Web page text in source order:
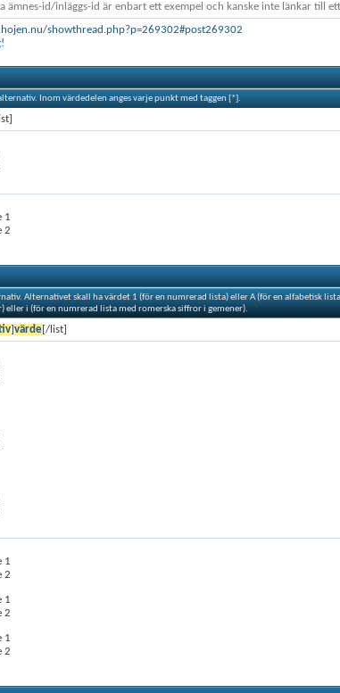
ämnes-id/inläggs-id är enbart ett exempel och kanske inte länkar till
showthread.php?p=269302#post269302
Inom värdedelen anges varje punkt med taggen [*].
1
2
Alternativet skall ha värdet 1 (för en numrerad lista) eller A (för en alfabetisk
eller i (för en numrerad lista med romerska siffror i gemener).
]värde[/list]
1
2
1
2
1
2